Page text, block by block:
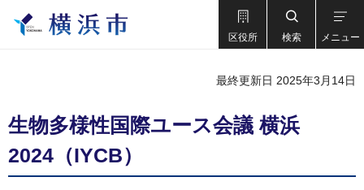
区役所 検索 メニュー
最終更新日 2025年3月14日
生物多様性国際ユース会議 横浜
2024（IYCB）